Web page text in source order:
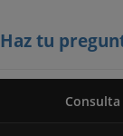
Haz tu